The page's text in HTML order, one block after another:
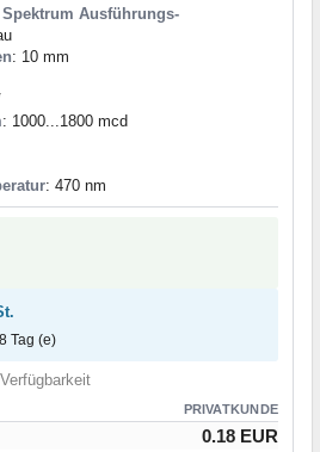
Ausführungs-
: 10 mm
: 1000...1800 mcd
: 470 nm
Tag (e)
PRIVATKUNDE
0.18 EUR